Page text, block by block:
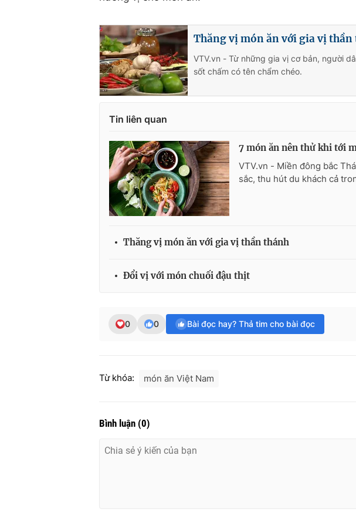
Thăng vị món ăn với gia vị thần
VTV.vn - Từ những gia vị cơ bản, người
sốt chấm có tên chẩm chéo.
Tin liên quan
7 món ăn nên thử khi tới
VTV.vn - Miền đông bắc
sắc, thu hút du khách cả
Thăng vị món ăn với gia vị thần thánh
Đổi vị với món chuối đậu thịt
0 0 Bài đọc hay? Thả tim cho bài đọc
Từ khóa: món ăn Việt Nam
Bình luận (0)